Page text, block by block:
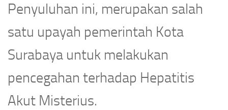
Penyuluhan ini, merupakan salah
satu upayah pemerintah Kota
Surabaya untuk melakukan
pencegahan terhadap Hepatitis
Akut Misterius.